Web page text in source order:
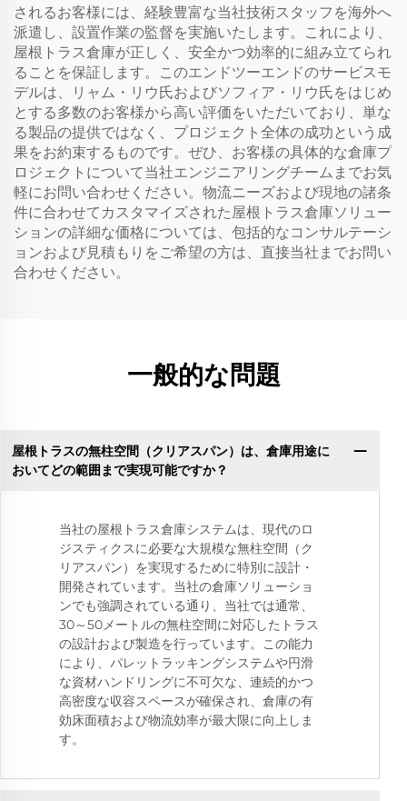
されるお客様には、経験豊富な当社技術スタッフを海外へ
派遣し、設置作業の監督を実施いたします。これにより、
屋根トラス倉庫が正しく、安全かつ効率的に組み立てられ
ることを保証します。このエンドツーエンドのサービスモ
デルは、リャム・リウ氏およびソフィア・リウ氏をはじめ
とする多数のお客様から高い評価をいただいており、単な
る製品の提供ではなく、プロジェクト全体の成功という成
果をお約束するものです。ぜひ、お客様の具体的な倉庫プ
ロジェクトについて当社エンジニアリングチームまでお気
軽にお問い合わせください。物流ニーズおよび現地の諸条
件に合わせてカスタマイズされた屋根トラス倉庫ソリュー
ションの詳細な価格については、包括的なコンサルテーシ
ョンおよび見積もりをご希望の方は、直接当社までお問い
合わせください。
一般的な問題
屋根トラスの無柱空間（クリアスパン）は、倉庫用途に
おいてどの範囲まで実現可能ですか？
当社の屋根トラス倉庫システムは、現代のロ
ジスティクスに必要な大規模な無柱空間（ク
リアスパン）を実現するために特別に設計・
開発されています。当社の倉庫ソリューショ
ンでも強調されている通り、当社では通常、
30～50メートルの無柱空間に対応したトラス
の設計および製造を行っています。この能力
により、パレットラッキングシステムや円滑
な資材ハンドリングに不可欠な、連続的かつ
高密度な収容スペースが確保され、倉庫の有
効床面積および物流効率が最大限に向上しま
す。